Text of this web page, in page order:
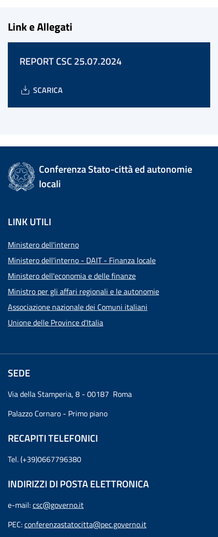
Link e Allegati
REPORT CSC 25.07.2024
SCARICA
Conferenza Stato-città ed autonomie
locali
LINK UTILI
Ministero dell'interno
Ministero dell'interno - DAIT - Finanza locale
Ministero dell'economia e delle finanze
Ministro per gli affari regionali e le autonomie
Associazione nazionale dei Comuni italiani
Unione delle Province d'Italia
SEDE
Via della Stamperia, 8 - 00187 Roma
Palazzo Cornaro - Primo piano
RECAPITI TELEFONICI
Tel. (+39)0667796380
INDIRIZZI DI POSTA ELETTRONICA
e-mail:csc@governo.it
PEC:conferenzastatocitta@pec.governo.it